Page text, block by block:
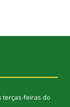
terças-feiras do